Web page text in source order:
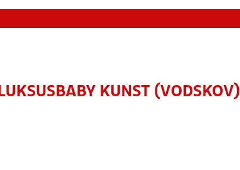
LUKSUSBABY KUNST (VODSKOV)